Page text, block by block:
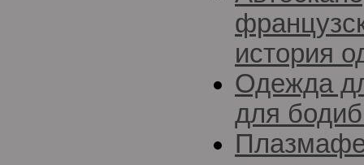
история
Одежда
для